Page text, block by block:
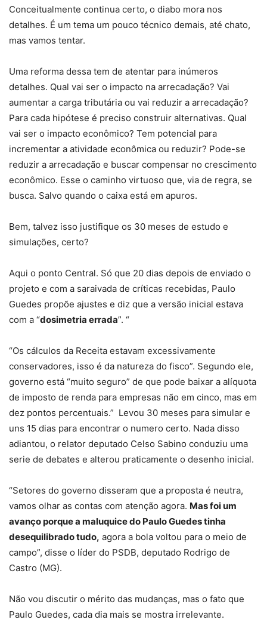
Conceitualmente continua certo, o diabo mora nos
detalhes. É um tema um pouco técnico demais, até chato,
mas vamos tentar.
Uma reforma dessa tem de atentar para inúmeros
detalhes. Qual vai ser o impacto na arrecadação? Vai
aumentar a carga tributária ou vai reduzir a arrecadação?
Para cada hipótese é preciso construir alternativas. Qual
vai ser o impacto econômico? Tem potencial para
incrementar a atividade econômica ou reduzir? Pode-se
reduzir a arrecadação e buscar compensar no crescimento
econômico. Esse o caminho virtuoso que, via de regra, se
busca. Salvo quando o caixa está em apuros.
Bem, talvez isso justifique os 30 meses de estudo e
simulações, certo?
Aqui o ponto Central. Só que 20 dias depois de enviado o
projeto e com a saraivada de críticas recebidas, Paulo
Guedes propõe ajustes e diz que a versão inicial estava
com a “dosimetria errada”. “
“Os cálculos da Receita estavam excessivamente
conservadores, isso é da natureza do fisco”. Segundo ele,
governo está “muito seguro” de que pode baixar a alíquota
de imposto de renda para empresas não em cinco, mas em
dez pontos percentuais.” Levou 30 meses para simular e
uns 15 dias para encontrar o numero certo. Nada disso
adiantou, o relator deputado Celso Sabino conduziu uma
serie de debates e alterou praticamente o desenho inicial.
“Setores do governo disseram que a proposta é neutra,
vamos olhar as contas com atenção agora. Mas foi um
avanço porque a maluquice do Paulo Guedes tinha
desequilibrado tudo, agora a bola voltou para o meio de
campo”, disse o líder do PSDB, deputado Rodrigo de
Castro (MG).
Não vou discutir o mérito das mudanças, mas o fato que
Paulo Guedes, cada dia mais se mostra irrelevante.